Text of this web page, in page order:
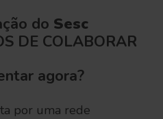
do Sesc
DE COLABORAR
agora?
por uma rede